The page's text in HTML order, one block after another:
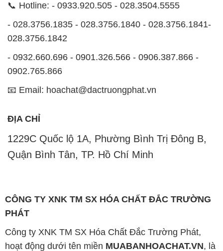
📞 Hotline: - 0933.920.505 - 028.3504.5555
- 028.3756.1835 - 028.3756.1840 - 028.3756.1841-
028.3756.1842
- 0932.660.696 - 0901.326.566 - 0906.387.866 -
0902.765.866
📧 Email: hoachat@dactruongphat.vn
ĐỊA CHỈ
1229C Quốc lộ 1A, Phường Bình Trị Đông B,
Quận Bình Tân, TP. Hồ Chí Minh
CÔNG TY XNK TM SX HÓA CHẤT ĐẮC TRƯỜNG
PHÁT
Công ty XNK TM SX Hóa Chất Đắc Trường Phát,
hoạt động dưới tên miền MUABANHOACHAT.VN, là